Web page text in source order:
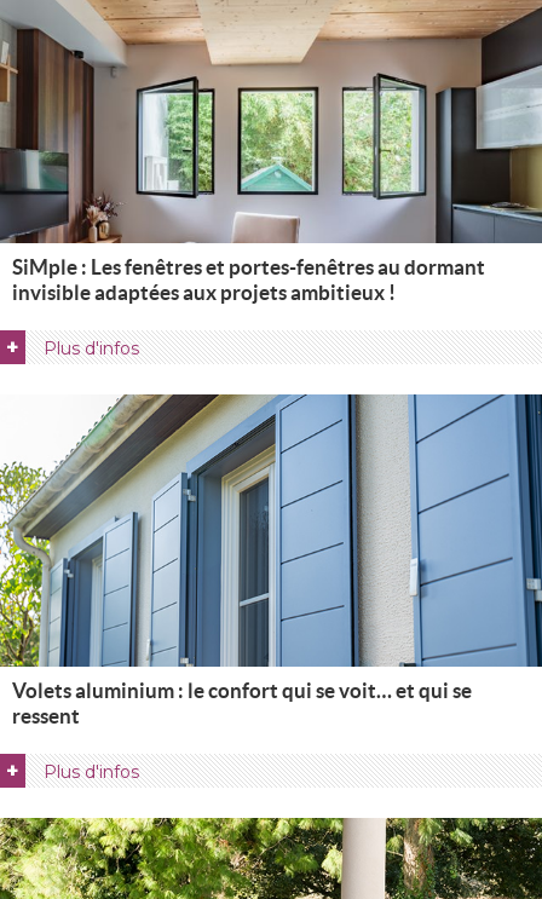
SiMple : Les fenêtres et portes-fenêtres au dormant
invisible adaptées aux projets ambitieux !
+ Plus d'infos
Volets aluminium : le confort qui se voit… et qui se
ressent
+ Plus d'infos